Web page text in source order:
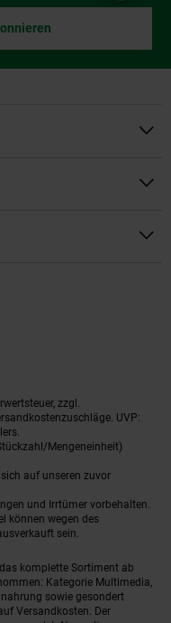
zzgl.
UVP:
Mengeneinheit)
auf unseren zuvor
und Irrtümer vorbehalten.
können wegen des
sein.
komplette Sortiment ab
Kategorie Multimedia,
sowie gesondert
Versandkosten. Der